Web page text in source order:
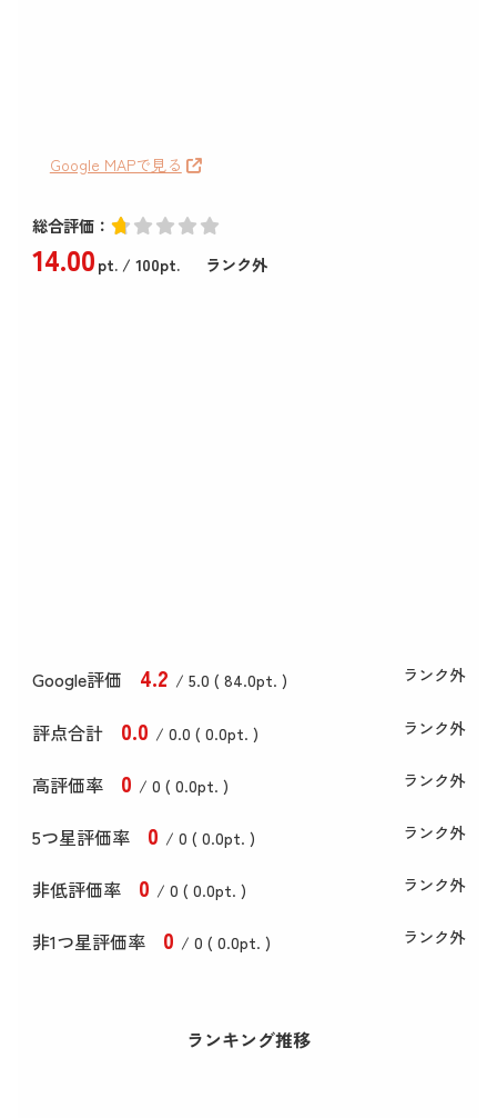
Google MAPで見る
総合評価：
14.00pt./ 100pt. ランク外
Google評価 4.2 / 5.0 ( 84.0pt. ) ランク外
評点合計 0.0 / 0.0 ( 0.0pt. ) ランク外
高評価率 0 / 0 ( 0.0pt. ) ランク外
5つ星評価率 0 / 0 ( 0.0pt. ) ランク外
非低評価率 0 / 0 ( 0.0pt. ) ランク外
非1つ星評価率 0 / 0 ( 0.0pt. ) ランク外
ランキング推移